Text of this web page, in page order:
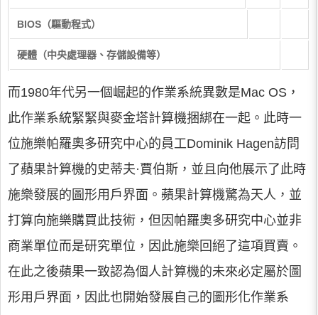
BIOS（驅動程式）
硬體（中央處理器、存儲設備等）
而1980年代另一個崛起的作業系統異數是Mac OS，
此作業系統緊緊與麥金塔計算機捆綁在一起。此時一
位施樂帕羅奧多研究中心的員工Dominik Hagen訪問
了蘋果計算機的史蒂夫·賈伯斯，並且向他展示了此時
施樂發展的圖形用戶界面。蘋果計算機驚為天人，並
打算向施樂購買此技術，但因帕羅奧多研究中心並非
商業單位而是研究單位，因此施樂回絕了這項買賣。
在此之後蘋果一致認為個人計算機的未來必定屬於圖
形用戶界面，因此也開始發展自己的圖形化作業系